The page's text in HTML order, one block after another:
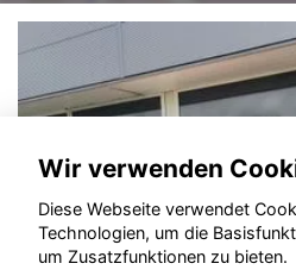
Wir verwenden
Diese Webseite verwendet
Technologien, um die
um Zusatzfunktionen zu bieten.